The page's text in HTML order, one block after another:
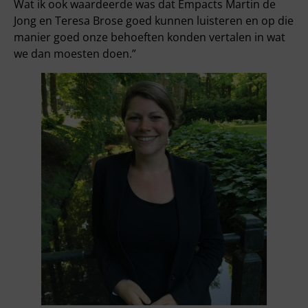
Wat ik ook waardeerde was dat Empacts Martin de
Jong en Teresa Brose goed kunnen luisteren en op die
manier goed onze behoeften konden vertalen in wat
we dan moesten doen.”